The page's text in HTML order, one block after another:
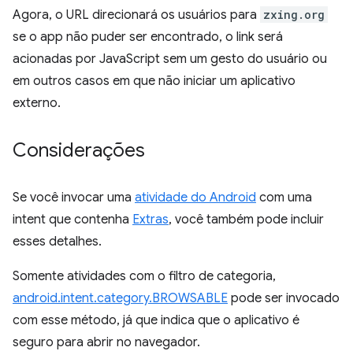
Agora, o URL direcionará os usuários para zxing.org
se o app não puder ser encontrado, o link será
acionadas por JavaScript sem um gesto do usuário ou
em outros casos em que não iniciar um aplicativo
externo.
Considerações
Se você invocar uma atividade do Android com uma
intent que contenha Extras, você também pode incluir
esses detalhes.
Somente atividades com o filtro de categoria,
android.intent.category.BROWSABLE pode ser invocado
com esse método, já que indica que o aplicativo é
seguro para abrir no navegador.